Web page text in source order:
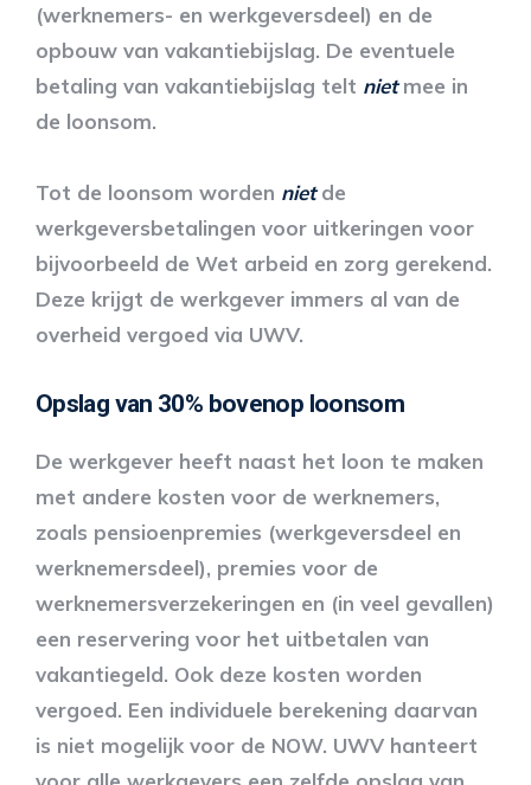
(werknemers- en werkgeversdeel) en de
opbouw van vakantiebijslag. De eventuele
betaling van vakantiebijslag telt nietmee in
de loonsom.
Tot de loonsom worden nietde
werkgeversbetalingen voor uitkeringen voor
bijvoorbeeld de Wet arbeid en zorg gerekend.
Deze krijgt de werkgever immers al van de
overheid vergoed via UWV.
Opslag van 30% bovenop loonsom
De werkgever heeft naast het loon te maken
met andere kosten voor de werknemers,
zoals pensioenpremies (werkgeversdeel en
werknemersdeel), premies voor de
werknemersverzekeringen en (in veel gevallen)
een reservering voor het uitbetalen van
vakantiegeld. Ook deze kosten worden
vergoed. Een individuele berekening daarvan
is niet mogelijk voor de NOW. UWV hanteert